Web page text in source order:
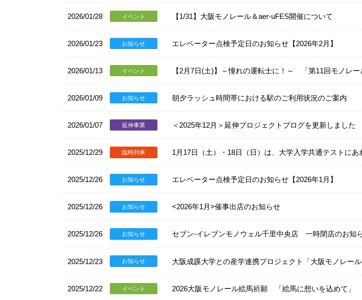
2026/01/28 イベント 【1/31】大阪モノレール＆aer-uFES開催について
2026/01/23 お知らせ エレベーター点検予定日のお知らせ【2026年2月】
2026/01/13 イベント 【2月7日(土)】～憧れの運転士に！～ 「第11回モノレー
2026/01/09 お知らせ 朝夕ラッシュ時間帯における駅のご利用状況のご案内
2026/01/07 延伸事業 ＜2025年12月＞延伸プロジェクトブログを更新しました
2025/12/29 臨時列車 1月17日（土）・18日（日）は、大学入学共通テストに
2025/12/26 お知らせ エレベーター点検予定日のお知らせ【2026年1月】
2025/12/26 お知らせ <2026年1月>催事出店のお知らせ
2025/12/26 お知らせ セブン-イレブンモノウェル千里中央店 一時閉店のお知
2025/12/23 お知らせ 大阪成蹊大学との産学連携プロジェクト「大阪モノレー
2025/12/22 イベント 2026大阪モノレール絵馬祈願 「絵馬に想いを込めて」